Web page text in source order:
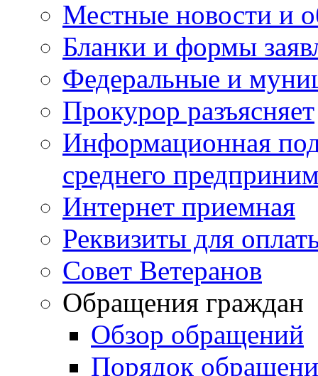
Местные новости и
Бланки и формы
Федеральные и
Прокурор разъясняет
Информационная
среднего
Интернет приемная
Реквизиты для
Совет Ветеранов
Обращения граждан
Обзор обращений
Порядок